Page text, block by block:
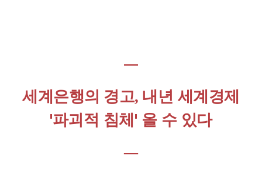
―
세계은행의 경고, 내년 세계경제
'파괴적 침체' 올 수 있다
―